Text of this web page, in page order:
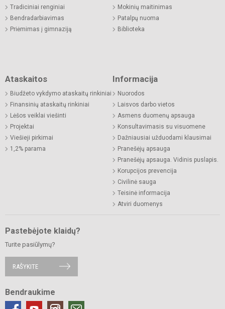
Tradiciniai renginiai
Bendradarbiavimas
Priėmimas į gimnaziją
Mokinių maitinimas
Patalpų nuoma
Biblioteka
Ataskaitos
Biudžeto vykdymo ataskaitų rinkiniai
Finansinių ataskaitų rinkiniai
Lėšos veiklai viešinti
Projektai
Viešieji pirkimai
1,2% parama
Informacija
Nuorodos
Laisvos darbo vietos
Asmens duomenų apsauga
Konsultavimasis su visuomene
Dažniausiai užduodami klausimai
Pranešėjų apsauga
Pranešėjų apsauga. Vidinis puslapis.
Korupcijos prevencija
Civilinė sauga
Teisinė informacija
Atviri duomenys
Pastebėjote klaidų?
Turite pasiūlymų?
RAŠYKITE
Bendraukime